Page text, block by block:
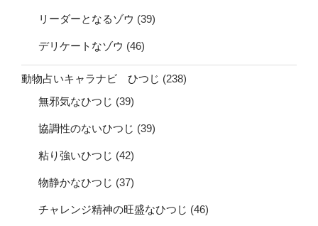
リーダーとなるゾウ (39)
デリケートなゾウ (46)
動物占いキャラナビ ひつじ (238)
無邪気なひつじ (39)
協調性のないひつじ (39)
粘り強いひつじ (42)
物静かなひつじ (37)
チャレンジ精神の旺盛なひつじ (46)